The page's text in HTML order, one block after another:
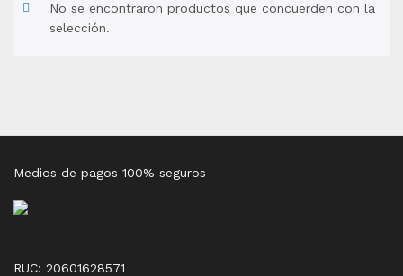
No se encontraron productos que concuerden con la
selección.
RUC: 20601628571
Medios de pagos 100% seguros